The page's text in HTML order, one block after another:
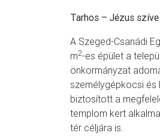
Tarhos – Jézus
A Szeged-Csanádi
m2-es épület a
önkormányzat
személygépkocsi és
biztosított a
templom kert
tér céljára is.